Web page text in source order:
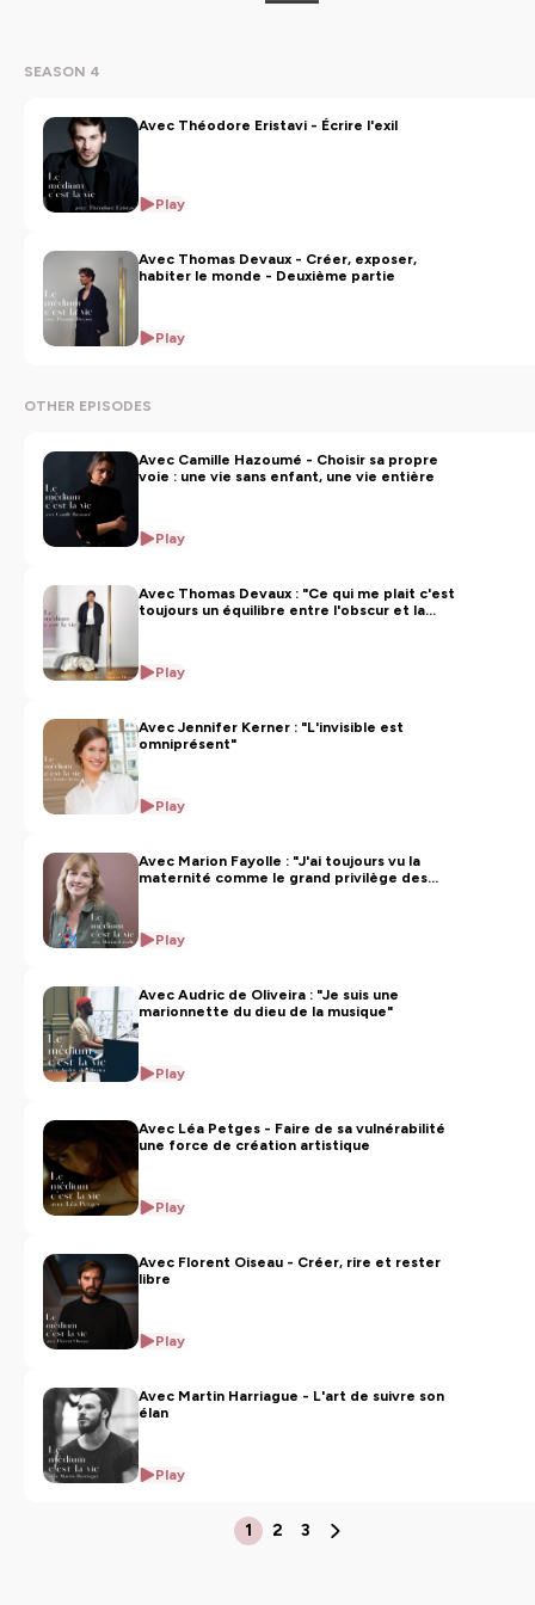
SEASON 4
Avec Théodore Eristavi - Écrire l'exil
Play
Avec Thomas Devaux - Créer, exposer,
habiter le monde - Deuxième partie
Play
OTHER EPISODES
Avec Camille Hazoumé - Choisir sa propre
voie : une vie sans enfant, une vie entière
Play
Avec Thomas Devaux : "Ce qui me plait c'est
toujours un équilibre entre l'obscur et la
Play
Avec Jennifer Kerner : "L'invisible est
omniprésent"
Play
Avec Marion Fayolle : "J'ai toujours vu la
maternité comme le grand privilège des
Play
Avec Audric de Oliveira : "Je suis une
marionnette du dieu de la musique"
Play
Avec Léa Petges - Faire de sa vulnérabilité
une force de création artistique
Play
Avec Florent Oiseau - Créer, rire et rester
libre
Play
Avec Martin Harriague - L'art de suivre son
élan
Play
1 2 3